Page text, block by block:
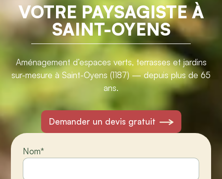
VOTRE PAYSAGISTE À
SAINT-OYENS
Aménagement d’espaces verts, terrasses et jardins
sur-mesure à Saint-Oyens (1187) — depuis plus de 65
ans.
Demander un devis gratuit
Nom*